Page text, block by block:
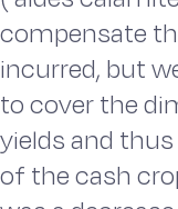
compensate
incurred, but
to cover the
yields and
of the cash